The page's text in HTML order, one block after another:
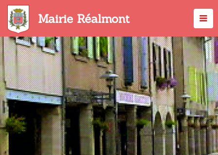
Aller
contenu
principal
Mairie Réalmont